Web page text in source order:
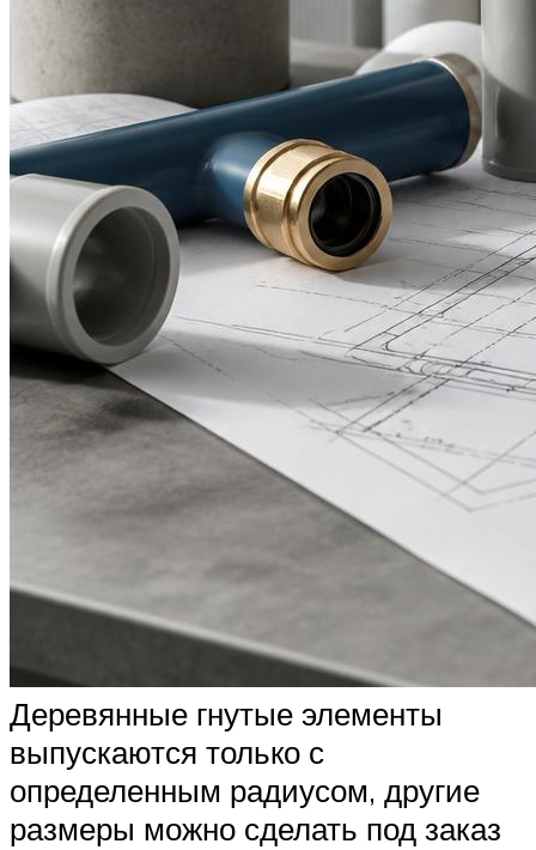
Деревянные гнутые элементы
выпускаются только с
определенным радиусом, другие
размеры можно сделать под заказ